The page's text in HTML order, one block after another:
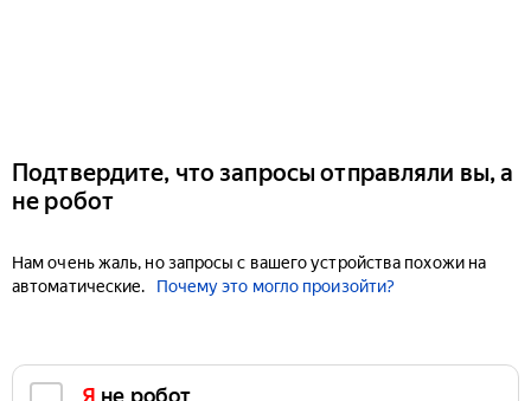
Подтвердите, что запросы отправляли вы, а
не робот
Нам очень жаль, но запросы с вашего устройства похожи на
автоматические.
Почему это могло произойти?
Я не робот